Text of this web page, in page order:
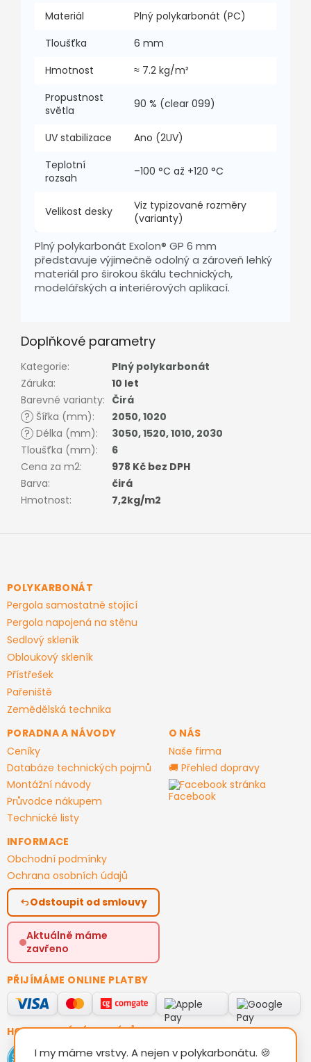
Materiál
Plný polykarbonát (PC)
Tloušťka
6 mm
Hmotnost
≈ 7.2 kg/m²
Propustnost
světla
90 % (clear 099)
UV stabilizace
Ano (2UV)
Teplotní
rozsah
–100 °C až +120 °C
Velikost desky
Viz typizované rozměry
(varianty)
Plný polykarbonát Exolon® GP 6 mm
představuje výjimečně odolný a zároveň lehký
materiál pro širokou škálu technických,
modelářských a interiérových aplikací.
Doplňkové parametry
Kategorie:
Plný polykarbonát
Záruka:
10 let
Barevné varianty: Čirá
? Šířka (mm): 2050,1020
? Délka (mm): 3050,1520,1010, 2030
Tloušťka (mm):
6
Cena za m2:
978 Kč bez DPH
Barva:
čirá
Hmotnost: 7,2kg/m2
Z
aPOLYKARBONÁT
Pergola samostatně stojící
Pergola napojená na stěnu
Sedlový skleník
Obloukový skleník
Přístřešek
Pařeniště
Zemědělská technika
PORADNA A NÁVODY
Ceníky
Databáze technických pojmů
Montážní návody
Průvodce nákupem
Technické listy
O NÁS
Naše firma
🚚 Přehled dopravy
Facebook stránka
INFORMACE
Obchodní podmínky
Ochrana osobních údajů
Odstoupit od smlouvy
Aktuálně máme
zavřeno
PŘIJÍMÁME ONLINE PLATBY
HODNOCENÍ ZÁKAZNÍKŮ
I my máme vrstvy. A nejen v polykarbonátu. 🍪